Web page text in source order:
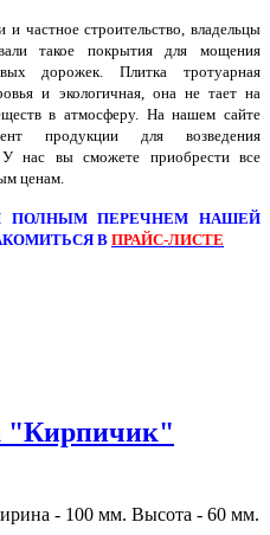
частное строительство, владельцы
такое покрытия для мощения
дорожек. Плитка тротуарная
и экологичная, она не тает на
в атмосферу. На нашем сайте
продукции для возведения
У нас вы сможете приобрести все
ценам.
ПОЛНЫМ ПЕРЕЧНЕМ НАШЕЙ
ВПРАЙС-ЛИСТЕ
"Кирпичик"
- 100 мм. Высота - 60 мм.